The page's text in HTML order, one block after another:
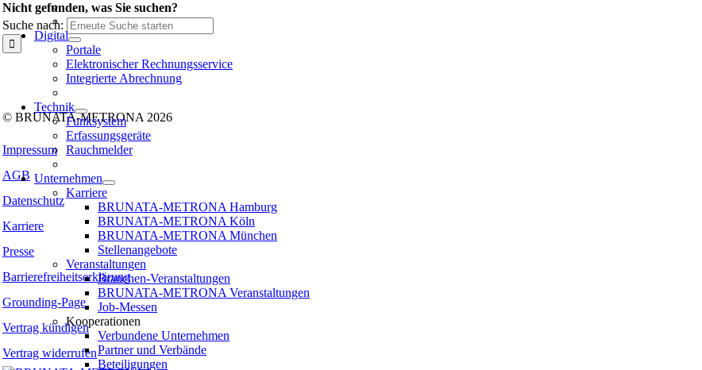
Digital
Portale
Elektronischer Rechnungsservice
Integrierte Abrechnung
Technik
Funksystem
Erfassungsgeräte
Rauchmelder
Unternehmen
Karriere
BRUNATA-METRONA Hamburg
BRUNATA-METRONA Köln
BRUNATA-METRONA München
Stellenangebote
Veranstaltungen
Branchen-Veranstaltungen
BRUNATA-METRONA Veranstaltungen
Job-Messen
Kooperationen
Verbundene Unternehmen
Partner und Verbände
Beteiligungen
Nicht gefunden, was Sie suchen?
Suche nach:
Folgen Sie uns auf:
Instagram Kununu
© BRUNATA-METRONA 2026
Impressum
AGB
Datenschutz
Karriere
Presse
Barrierefreiheitserklärung
Grounding-Page
Vertrag kündigen
Vertrag widerrufen